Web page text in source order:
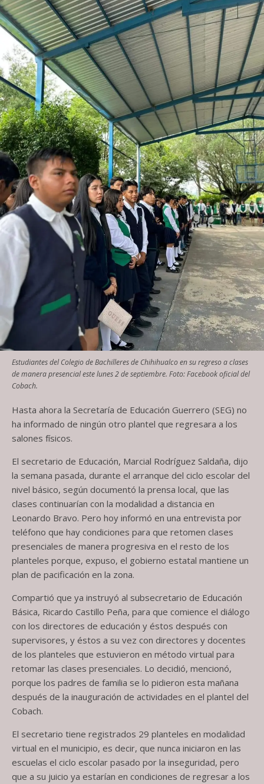
Estudiantes del Colegio de Bachilleres de Chihihualco en su regreso a clases
de manera presencial este lunes 2 de septiembre. Foto: Facebook oficial del
Cobach.
Hasta ahora la Secretaría de Educación Guerrero (SEG) no
ha informado de ningún otro plantel que regresara a los
salones físicos.
El secretario de Educación, Marcial Rodríguez Saldaña, dijo
la semana pasada, durante el arranque del ciclo escolar del
nivel básico, según documentó la prensa local, que las
clases continuarían con la modalidad a distancia en
Leonardo Bravo. Pero hoy informó en una entrevista por
teléfono que hay condiciones para que retomen clases
presenciales de manera progresiva en el resto de los
planteles porque, expuso, el gobierno estatal mantiene un
plan de pacificación en la zona.
Compartió que ya instruyó al subsecretario de Educación
Básica, Ricardo Castillo Peña, para que comience el diálogo
con los directores de educación y éstos después con
supervisores, y éstos a su vez con directores y docentes
de los planteles que estuvieron en método virtual para
retomar las clases presenciales. Lo decidió, mencionó,
porque los padres de familia se lo pidieron esta mañana
después de la inauguración de actividades en el plantel del
Cobach.
El secretario tiene registrados 29 planteles en modalidad
virtual en el municipio, es decir, que nunca iniciaron en las
escuelas el ciclo escolar pasado por la inseguridad, pero
que a su juicio ya estarían en condiciones de regresar a los